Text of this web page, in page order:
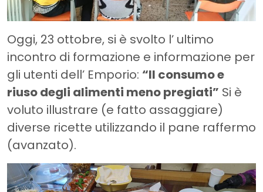
Oggi, 23 ottobre, si è svolto l’ ultimo
incontro di formazione e informazione per
gli utenti dell’ Emporio: “Il consumo e
riuso degli alimenti meno pregiati” Si è
voluto illustrare (e fatto assaggiare)
diverse ricette utilizzando il pane raffermo
(avanzato).